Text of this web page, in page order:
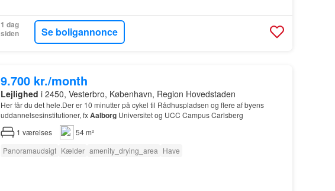
1 dag
siden
Se boligannonce
9.700 kr./month
Lejlighed i 2450, Vesterbro, København, Region Hovedstaden
Her får du det hele.Der er 10 minutter på cykel til Rådhuspladsen og flere af byens
uddannelsesinstitutioner, fxAalborgUniversitet og UCC Campus Carlsberg
1 værelses
54 m²
Panoramaudsigt Kælder amenity_drying_area Have